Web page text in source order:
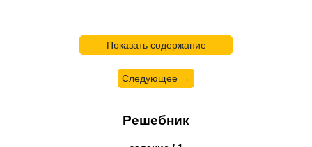
Показать содержание
Следующее →
Решебник